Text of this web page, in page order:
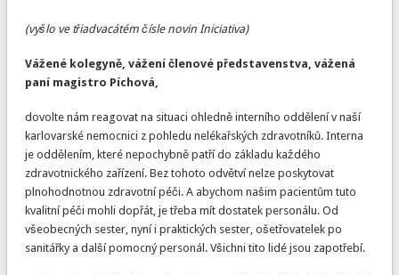
(vyšlo ve třiadvacátém čísle novin Iniciativa)
Vážené kolegyně, vážení členové představenstva, vážená
paní magistro Píchová,
dovolte nám reagovat na situaci ohledně interního oddělení v naší
karlovarské nemocnici z pohledu nelékařských zdravotníků. Interna
je oddělením, které nepochybně patří do základu každého
zdravotnického zařízení. Bez tohoto odvětví nelze poskytovat
plnohodnotnou zdravotní péči. A abychom našim pacientům tuto
kvalitní péči mohli dopřát, je třeba mít dostatek personálu. Od
všeobecných sester, nyní i praktických sester, ošetřovatelek po
sanitářky a další pomocný personál. Všichni tito lidé jsou zapotřebí.